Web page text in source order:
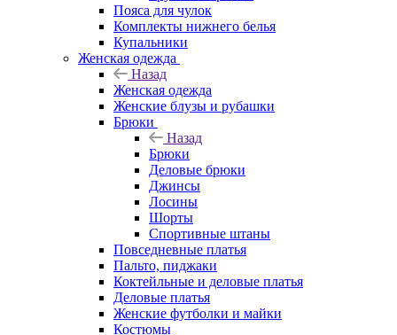
Пояса для чулок
Комплекты нижнего белья
Купальники
Женская одежда
Назад
Женская одежда
Женские блузы и рубашки
Брюки
Назад
Брюки
Деловые брюки
Джинсы
Лосины
Шорты
Спортивные штаны
Повседневные платья
Пальто, пиджаки
Коктейльные и деловые платья
Деловые платья
Женские футболки и майки
Костюмы